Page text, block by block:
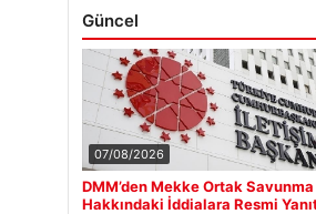
Güncel
07/08/2026
DMM’den Mekke Ortak Savunma
Hakkındaki İddialara Resmi